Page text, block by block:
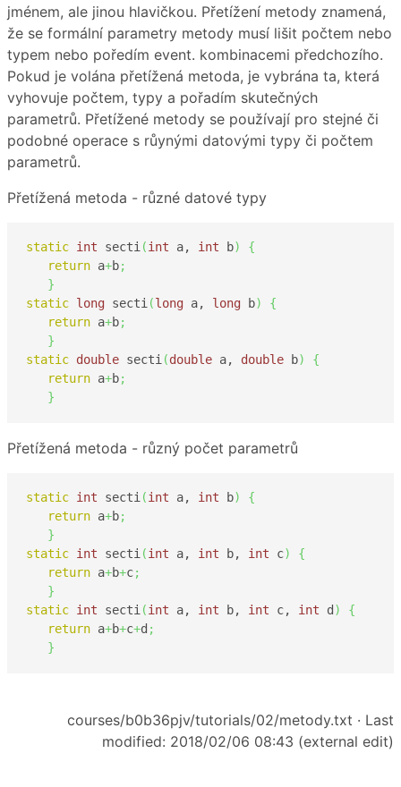
jménem, ale jinou hlavičkou. Přetížení metody znamená,
že se formální parametry metody musí lišit počtem nebo
typem nebo poředím event. kombinacemi předchozího.
Pokud je volána přetížená metoda, je vybrána ta, která
vyhovuje počtem, typy a pořadím skutečných
parametrů. Přetížené metody se používají pro stejné či
podobné operace s růynými datovými typy či počtem
parametrů.
Přetížená metoda - různé datové typy
static int secti (int a, int b)
{
return a+b;
}
static long secti (long a, long b)
{
return a+b;
}
static double secti (double a, double b)
{
return a+b;
}
Přetížená metoda - různý počet parametrů
static int secti (int a, int b)
{
return a+b;
}
static int secti (int a, int b, int c)
{
return a+b+c;
}
static int secti (int a, int b, int c, int d )
{
return a+b+c+d ;
}
courses/b0b36pjv/tutorials/02/metody.txt · Last
modified: 2018/02/06 08:43 (external edit)